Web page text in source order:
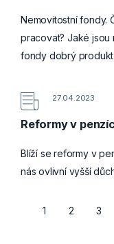
Nemovitostní fondy.
pracovat? Jaké jsou
fondy dobrý
27.04.2023
Reformy v
Blíží se reformy v
nás ovlivní vyšší
1 2 3